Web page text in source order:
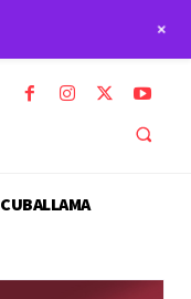
CUBALLAMA
+